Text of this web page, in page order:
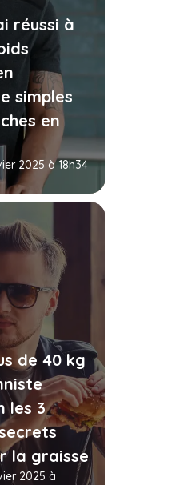
réussi à
simples
en
2025 à 18h34
de 40 kg
les 3
la graisse
2025 à